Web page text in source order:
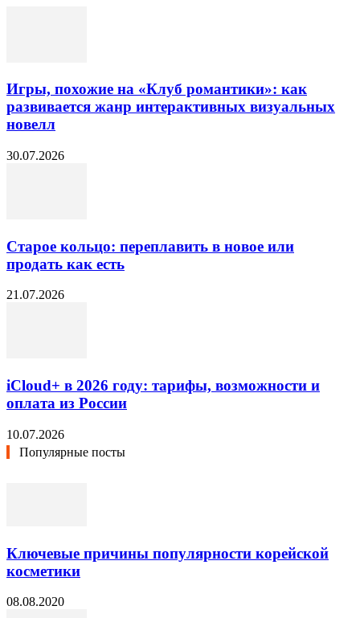
Игры, похожие на «Клуб романтики»: как
развивается жанр интерактивных визуальных
новелл
30.07.2026
Старое кольцо: переплавить в новое или
продать как есть
21.07.2026
iCloud+ в 2026 году: тарифы, возможности и
оплата из России
10.07.2026
Популярные посты
Ключевые причины популярности корейской
косметики
08.08.2020